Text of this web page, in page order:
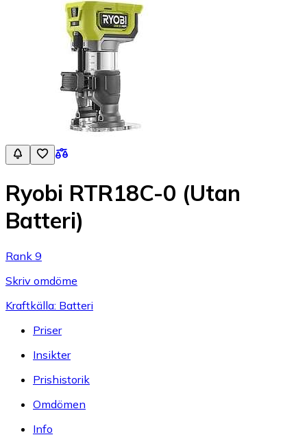
Ryobi RTR18C-0 (Utan
Batteri)
Rank 9
Skriv omdöme
Kraftkälla: Batteri
Priser
Insikter
Prishistorik
Omdömen
Info